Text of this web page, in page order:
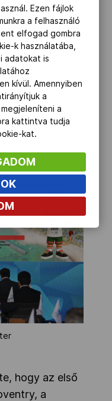
és
Amalia
EOC Olympic
Marie-
ifjúsági és
a
Giardi, a San
hogy az első
a
Ezen fájlok
a felhasználó
elfogad gombra
k használatába,
adatokat is
kívül. Amennyiben
a
a
kattintva tudja
kat.